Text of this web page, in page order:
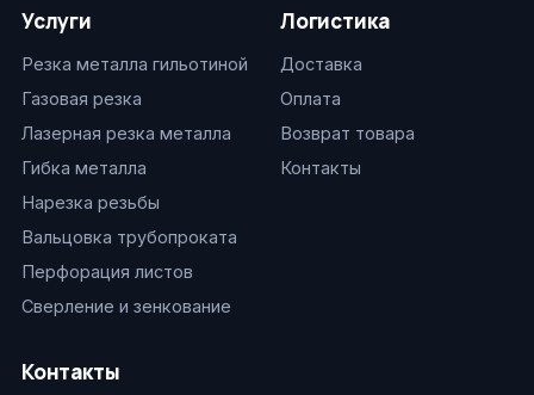
Услуги
Резка металла гильотиной
Газовая резка
Лазерная резка металла
Гибка металла
Нарезка резьбы
Вальцовка трубопроката
Перфорация листов
Сверление и зенкование
Логистика
Доставка
Оплата
Возврат товара
Контакты
Контакты